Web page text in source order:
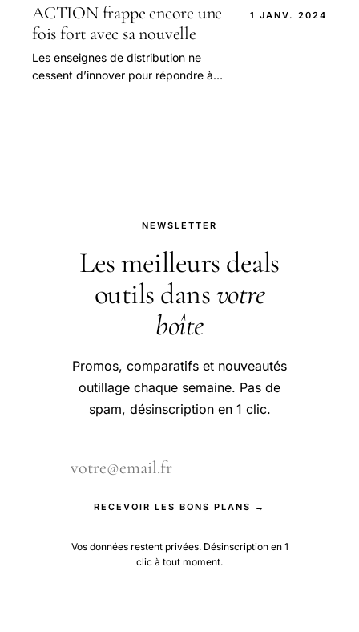
chaleureux.
ACTION frappe encore une
fois fort avec sa nouvelle
Les enseignes de distribution ne
cessent d’innover pour répondre à
1 JANV. 2024
NEWSLETTER
Les meilleurs deals
outils dansvotre
boîte
Promos, comparatifs et nouveautés
outillage chaque semaine. Pas de
spam, désinscription en 1 clic.
RECEVOIR LES BONS PLANS →
Vos données restent privées. Désinscription en 1
clic à tout moment.